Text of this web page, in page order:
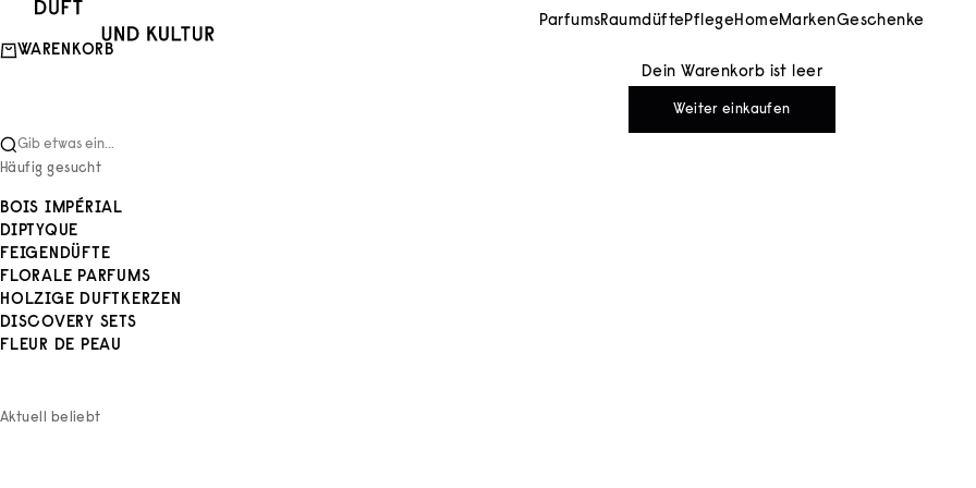
Zum Inhalt springen
Duft und Kultur ParfumsRaumdüftePflegeHomeMarkenGeschenke
WARENKORB
Dein Warenkorb ist leer
Weiter einkaufen
Gib etwas ein...
Häufig gesucht
BOIS IMPÉRIAL
DIPTYQUE
FEIGENDÜFTE
FLORALE PARFUMS
HOLZIGE DUFTKERZEN
DISCOVERY SETS
FLEUR DE PEAU
Aktuell beliebt